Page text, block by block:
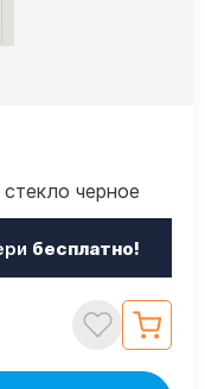
черное
бесплатно!